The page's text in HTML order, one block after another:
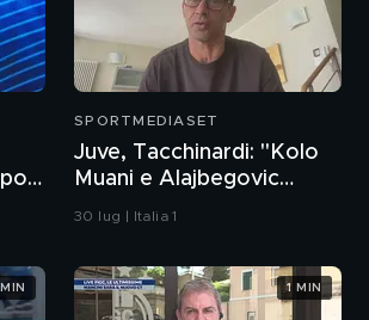
SPORTMEDIASET
Juve, Tacchinardi: "Kolo
Muani e Alajbegovic
bene, ma non..."
30 lug | Italia 1
1 MIN